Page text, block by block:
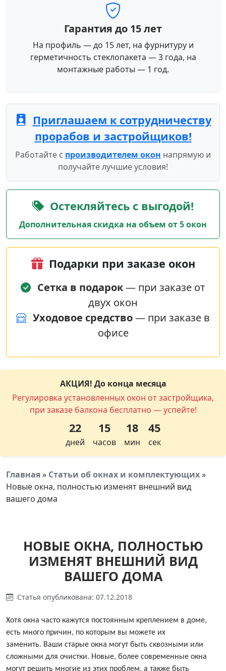
Гарантия до 15 лет
На профиль — до 15 лет, на фурнитуру и
герметичность стеклопакета — 3 года, на
монтажные работы — 1 год.
Приглашаем к сотрудничеству
прорабов и застройщиков!
Работайте с производителем окон напрямую и
получайте лучшие условия!
Остекляйтесь с выгодой!
Дополнительная скидка на объем от 5 окон
Подарки при заказе окон
Сетка в подарок— при заказе от
двух окон
Уходовое средство— при заказе в
офисе
АКЦИЯ! До конца месяца
Регулировка установленных окон от застройщика,
при заказе балкона бесплатно — успейте!
22
дней
15
часов
18
мин
44
сек
Главная» Статьи об окнах и комплектующих»
Новые окна, полностью изменят внешний вид
вашего дома
НОВЫЕ ОКНА, ПОЛНОСТЬЮ
ИЗМЕНЯТ ВНЕШНИЙ ВИД
ВАШЕГО ДОМА
Статья опубликована: 07.12.2018
Хотя окна часто кажутся постоянным креплением в доме,
есть много причин, по которым вы можете их
заменить. Ваши старые окна могут быть сквозными или
сложными для очистки. Новые, более современные окна
могут решить многие из этих проблем, а также быть